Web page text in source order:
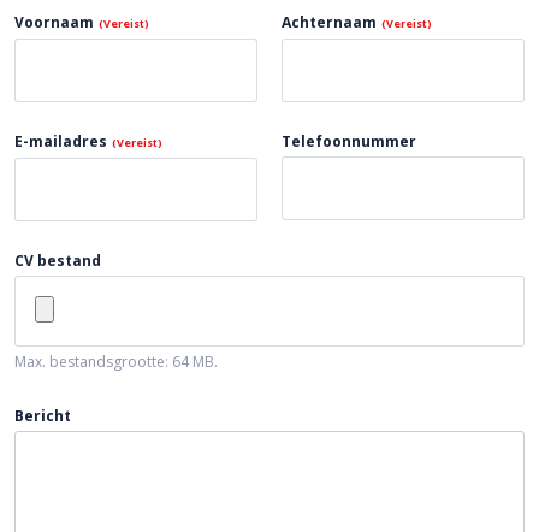
Voornaam (Vereist) Achternaam (Vereist)
E-mailadres (Vereist) Telefoonnummer
CV bestand
Max. bestandsgrootte: 64 MB.
Bericht